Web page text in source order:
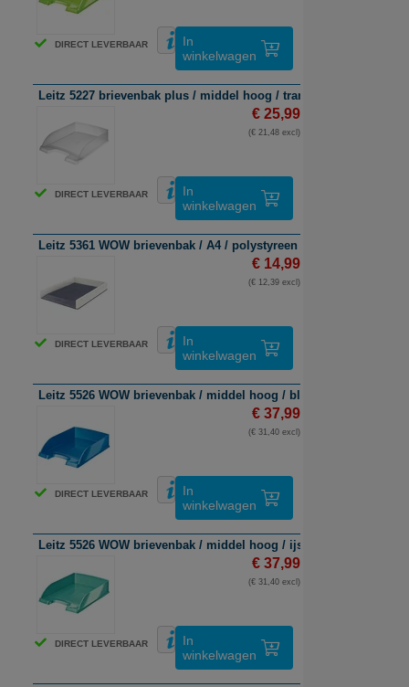
DIRECT LEVERBAAR
In
winkelwagen
Leitz 5227 brievenbak plus / middel hoog / transparant / 5 stuks
DIRECT LEVERBAAR
€ 25,99
(€ 21,48 excl)
In
winkelwagen
Leitz 5361 WOW brievenbak / A4 / polystyreen / wit en
DIRECT LEVERBAAR
€ 14,99
(€ 12,39 excl)
In
winkelwagen
Leitz 5526 WOW brievenbak / middel hoog / blauw metallic / 5
DIRECT LEVERBAAR
€ 37,99
(€ 31,40 excl)
In
winkelwagen
Leitz 5526 WOW brievenbak / middel hoog / ijsblauw / 5 stuks
DIRECT LEVERBAAR
€ 37,99
(€ 31,40 excl)
In
winkelwagen